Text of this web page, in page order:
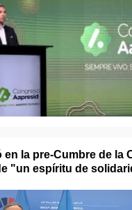
en la pre-Cumbre de la
"un espíritu de